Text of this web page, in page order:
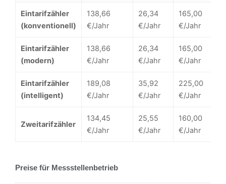
Eintarifzähler
(konventionell)
138,66
€/Jahr
26,34
€/Jahr
165,00
€/Jahr
Eintarifzähler
(modern)
138,66
€/Jahr
26,34
€/Jahr
165,00
€/Jahr
Eintarifzähler
(intelligent)
189,08
€/Jahr
35,92
€/Jahr
225,00
€/Jahr
Zweitarifzähler
134,45
€/Jahr
25,55
€/Jahr
160,00
€/Jahr
Preise für Messstellenbetrieb